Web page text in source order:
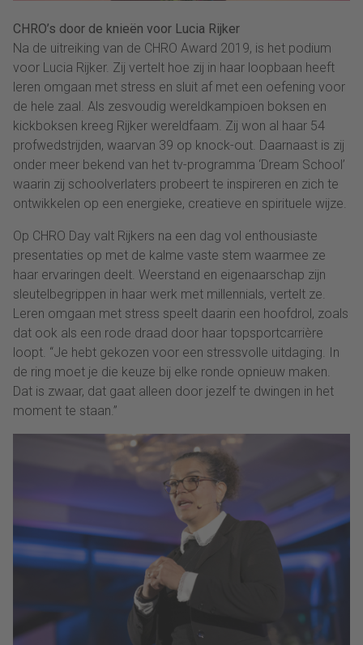
CHRO’s door de knieën voor Lucia Rijker
Na de uitreiking van de CHRO Award 2019, is het podium
voor Lucia Rijker. Zij vertelt hoe zij in haar loopbaan heeft
leren omgaan met stress en sluit af met een oefening voor
de hele zaal. Als zesvoudig wereldkampioen boksen en
kickboksen kreeg Rijker wereldfaam. Zij won al haar 54
profwedstrijden, waarvan 39 op knock-out. Daarnaast is zij
onder meer bekend van het tv-programma ‘Dream School’
waarin zij schoolverlaters probeert te inspireren en zich te
ontwikkelen op een energieke, creatieve en spirituele wijze.
Op CHRO Day valt Rijkers na een dag vol enthousiaste
presentaties op met de kalme vaste stem waarmee ze
haar ervaringen deelt. Weerstand en eigenaarschap zijn
sleutelbegrippen in haar werk met millennials, vertelt ze.
Leren omgaan met stress speelt daarin een hoofdrol, zoals
dat ook als een rode draad door haar topsportcarrière
loopt. “Je hebt gekozen voor een stressvolle uitdaging. In
de ring moet je die keuze bij elke ronde opnieuw maken.
Dat is zwaar, dat gaat alleen door jezelf te dwingen in het
moment te staan.”